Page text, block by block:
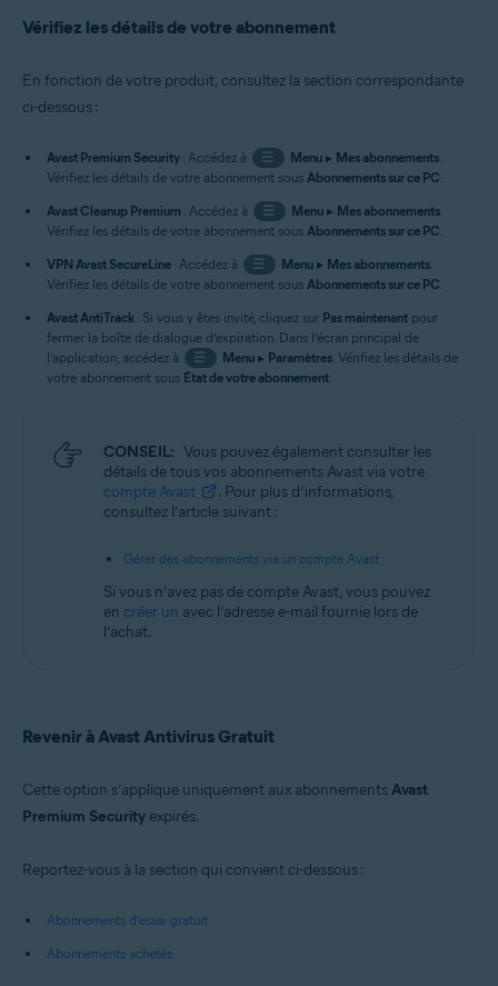
Vérifiez les détails de votre abonnement
En fonction de votre produit, consultez la section correspondante
ci-dessous :
Avast Premium Security : Accédez à ☰ Menu▸ Mes abonnements.
Vérifiez les détails de votre abonnement sous Abonnements sur ce PC.
Avast Cleanup Premium : Accédez à ☰ Menu▸ Mes abonnements.
Vérifiez les détails de votre abonnement sous Abonnements sur ce PC.
VPN Avast SecureLine : Accédez à ☰ Menu▸ Mes abonnements.
Vérifiez les détails de votre abonnement sous Abonnements sur ce PC.
Avast AntiTrack : Si vous y êtes invité, cliquez sur Pas maintenant pour
fermer la boîte de dialogue d’expiration. Dans l’écran principal de
l’application, accédez à
☰ Menu▸ Paramètres. Vérifiez les détails de
votre abonnement sous État de votre abonnement.
CONSEIL: Vous pouvez également consulter les
détails de tous vos abonnements Avast via votre
compte Avast
. Pour plus d’informations,
consultez l’article suivant :
Gérer des abonnements via un compte Avast
Si vous n’avez pas de compte Avast, vous pouvez
en créer un avec l’adresse e-mail fournie lors de
l’achat.
Revenir à Avast Antivirus Gratuit
Cette option s’applique uniquement aux abonnementsAvast
Premium Security expirés.
Reportez-vous à la section qui convient ci-dessous :
Abonnements d’essai gratuit
Abonnements achetés